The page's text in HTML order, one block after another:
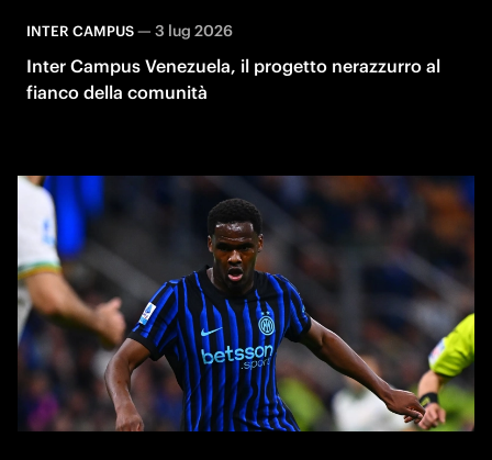
INTER CAMPUS— 3 lug 2026
Inter Campus Venezuela, il progetto nerazzurro al
fianco della comunità